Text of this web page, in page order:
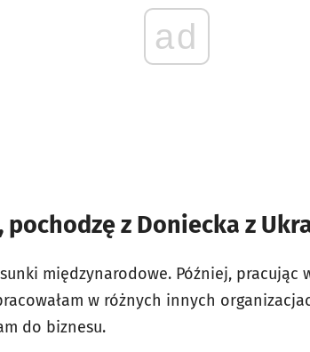
ad
pochodzę z Doniecka z
międzynarodowe. Później, pracując
w różnych innych
do biznesu.